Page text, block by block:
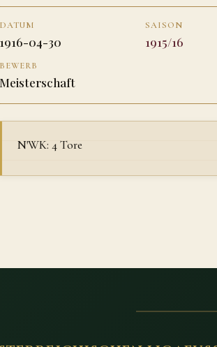
DATUM
1916-04-30
SAISON
1915/16
BEWERB
Meisterschaft
N'WK: 4 Tore